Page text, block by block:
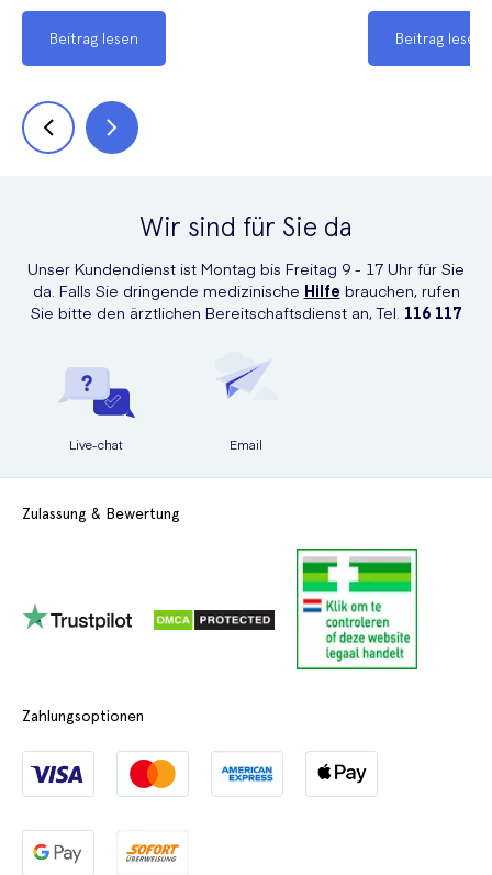
Beitrag lesen Beitrag lesen
Wir sind für Sie da
Unser Kundendienst ist Montag bis Freitag 9 - 17 Uhr für Sie
da. Falls Sie dringende medizinische Hilfe brauchen, rufen
Sie bitte den ärztlichen Bereitschaftsdienst an, Tel. 116 117
Live-chat Email
Zulassung & Bewertung
Zahlungsoptionen